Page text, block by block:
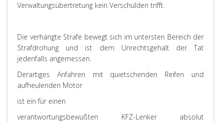
Verwaltungsübertretung kein Verschulden trifft.
Die verhängte Strafe bewegt sich im untersten Bereich der
Strafdrohung und ist dem Unrechtsgehalt der Tat
jedenfalls angemessen.
Derartiges Anfahren mit quietschenden Reifen und
aufheulenden Motor
ist ein für einen
verantwortungsbewußten KFZ-Lenker absolut